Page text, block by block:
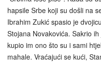
hapsile Srbe koji su došli na
Ibrahim Zukić spasio je
Stojana Novakovića. Sakrio
kupio im ono što su i sami
mahale. Vraćajući se kući,